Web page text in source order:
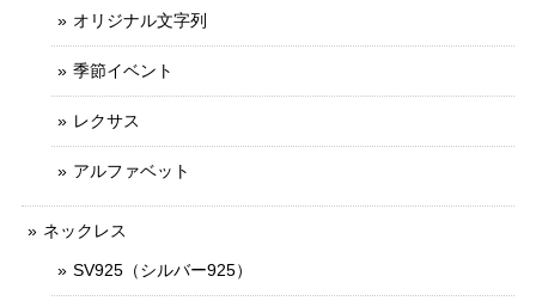
オリジナル文字列
季節イベント
レクサス
アルファベット
ネックレス
SV925（シルバー925）